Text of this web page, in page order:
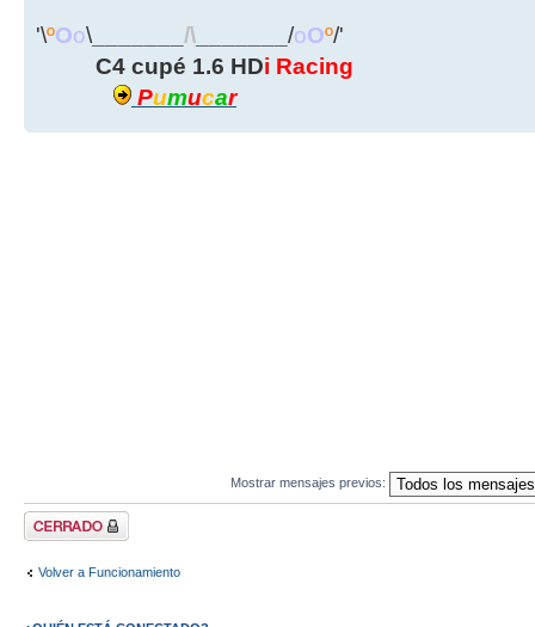
'\ºOo\ /\ /oOº/'
C4 cupé 1.6 HDi Racing
Pumucar
Mostrar mensajes previos:
Tema cerrado
Volver a Funcionamiento